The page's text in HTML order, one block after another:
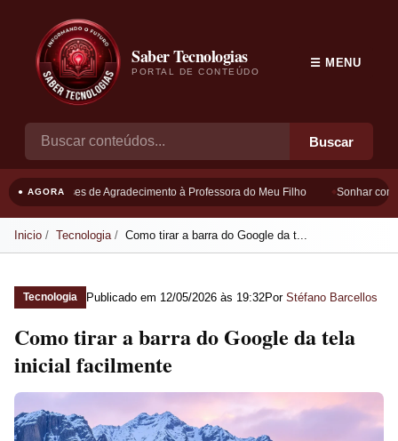
Saber Tecnologias
PORTAL DE CONTEÚDO
Buscar
☰ MENU
● AGORAFrases de Agradecimento à Professora do Meu Filho Sonhar com
Inicio Tecnologia Como tirar a barra do Google da t...
Tecnologia Publicado em 12/05/2026 às 19:32Por Stéfano Barcellos
Como tirar a barra do Google da tela
inicial facilmente